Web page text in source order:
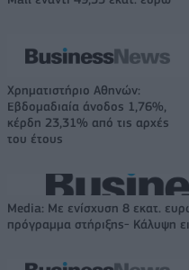
Χρηματιστήριο Αθηνών:
Εβδομαδιαία άνοδος 1,76%,
κέρδη 23,31% από τις αρχές
του έτους
Media: Με ενίσχυση 8 εκατ.
πρόγραμμα στήριξης- Κάλυψη